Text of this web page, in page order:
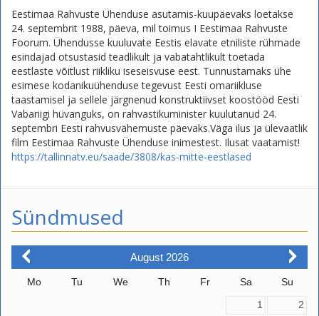
Eestimaa Rahvuste Ühenduse asutamis-kuupäevaks loetakse
24. septembrit 1988, päeva, mil toimus I Eestimaa Rahvuste
Foorum. Ühendusse kuuluvate Eestis elavate etniliste rühmade
esindajad otsustasid teadlikult ja vabatahtlikult toetada
eestlaste võitlust riikliku iseseisvuse eest. Tunnustamaks ühe
esimese kodanikuühenduse tegevust Eesti omariikluse
taastamisel ja sellele järgnenud konstruktiivset koostööd Eesti
Vabariigi hüvanguks, on rahvastikuminister kuulutanud 24.
septembri Eesti rahvusvähemuste päevaks.Väga ilus ja ülevaatlik
film Eestimaa Rahvuste Ühenduse inimestest. Ilusat vaatamist!
https://tallinnatv.eu/saade/3808/kas-mitte-eestlased
Sündmused
August 2026
Mo Tu We Th Fr Sa Su
1 2